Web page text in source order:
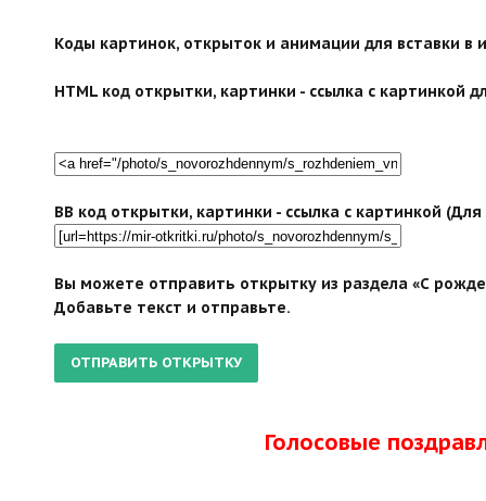
Коды картинок, открыток и анимации для вставки в
HTML код открытки, картинки - ссылка с картинкой
BB код открытки, картинки - ссылка с картинкой
Вы можете отправить открытку из раздела «С
Добавьте текст и отправьте.
Голосовые